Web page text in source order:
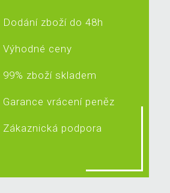
Dodání zboží do 48h
Výhodné ceny
99% zboží skladem
Garance vrácení peněz
Zákaznická podpora